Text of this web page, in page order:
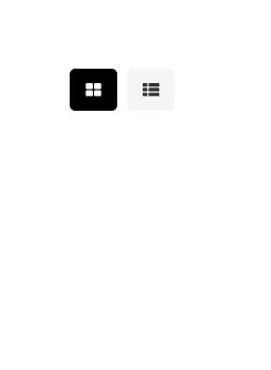
Mostrar resultados em
Mostrar